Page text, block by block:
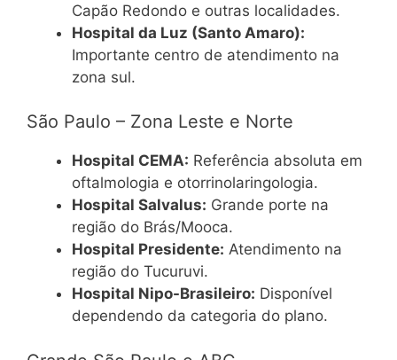
Capão Redondo e outras localidades.
Hospital da Luz (Santo Amaro):
Importante centro de atendimento na
zona sul.
São Paulo – Zona Leste e Norte
Hospital CEMA: Referência absoluta em
oftalmologia e otorrinolaringologia.
Hospital Salvalus: Grande porte na
região do Brás/Mooca.
Hospital Presidente: Atendimento na
região do Tucuruvi.
Hospital Nipo-Brasileiro: Disponível
dependendo da categoria do plano.